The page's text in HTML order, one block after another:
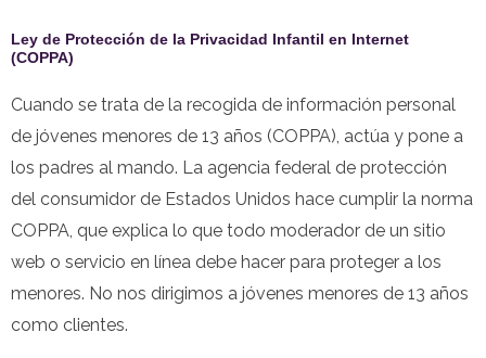
Ley de Protección de la Privacidad Infantil en Internet
(COPPA)
Cuando se trata de la recogida de información personal
de jóvenes menores de 13 años (COPPA), actúa y pone a
los padres al mando. La agencia federal de protección
del consumidor de Estados Unidos hace cumplir la norma
COPPA, que explica lo que todo moderador de un sitio
web o servicio en línea debe hacer para proteger a los
menores. No nos dirigimos a jóvenes menores de 13 años
como clientes.